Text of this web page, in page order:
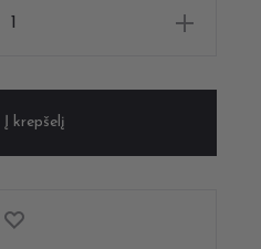
Į krepšelį